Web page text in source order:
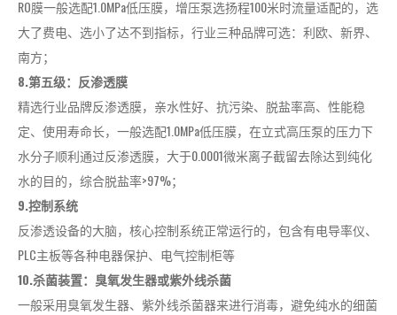
RO膜一般选配1.0MPa低压膜，增压泵选扬程100米时流量适配的，选
大了费电、选小了达不到指标，行业三种品牌可选：利欧、新界、
南方；
8.第五级：反渗透膜
精选行业品牌反渗透膜，亲水性好、抗污染、脱盐率高、性能稳
定、使用寿命长，一般选配1.0MPa低压膜，在立式高压泵的压力下
水分子顺利通过反渗透膜，大于0.0001微米离子截留去除达到纯化
水的目的，综合脱盐率>97%；
9.控制系统
反渗透设备的大脑，核心控制系统正常运行的，包含有电导率仪、
PLC主板等各种电器保护、电气控制柜等
10.杀菌装置：臭氧发生器或紫外线杀菌
一般采用臭氧发生器、紫外线杀菌器来进行消毒，避免纯水的细菌